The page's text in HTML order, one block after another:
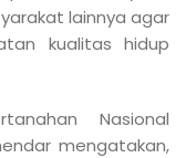
lainnya agar
kualitas hidup
Nasional
mengatakan,